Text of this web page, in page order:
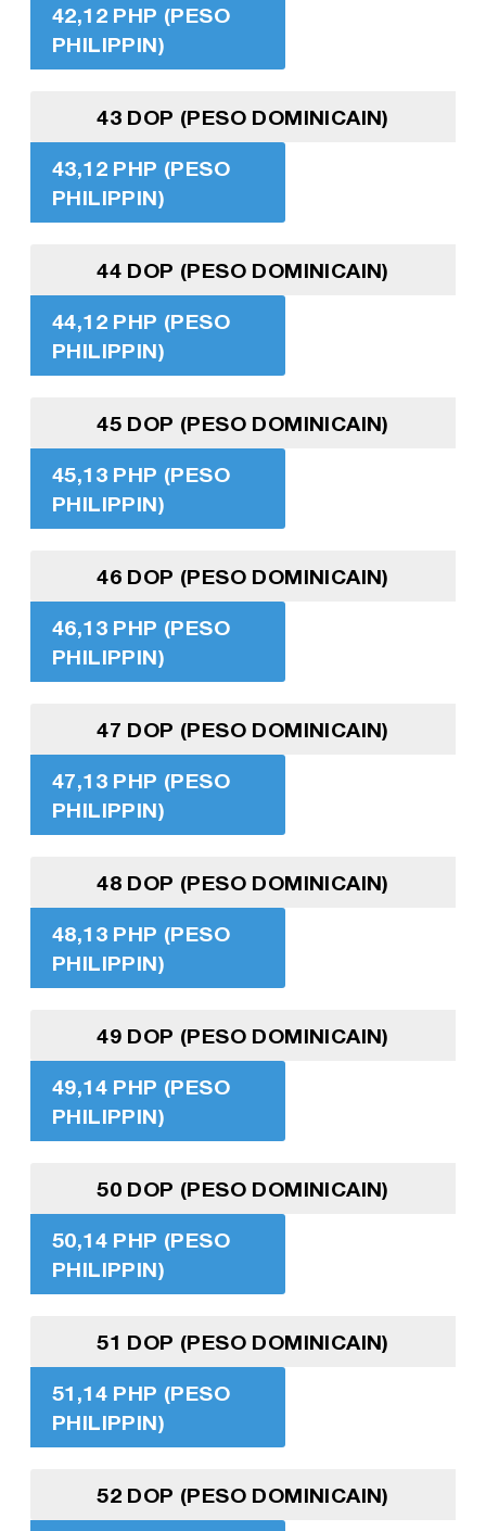
42,12 PHP (PESO
PHILIPPIN)
43 DOP (PESO DOMINICAIN)
43,12 PHP (PESO
PHILIPPIN)
44 DOP (PESO DOMINICAIN)
44,12 PHP (PESO
PHILIPPIN)
45 DOP (PESO DOMINICAIN)
45,13 PHP (PESO
PHILIPPIN)
46 DOP (PESO DOMINICAIN)
46,13 PHP (PESO
PHILIPPIN)
47 DOP (PESO DOMINICAIN)
47,13 PHP (PESO
PHILIPPIN)
48 DOP (PESO DOMINICAIN)
48,13 PHP (PESO
PHILIPPIN)
49 DOP (PESO DOMINICAIN)
49,14 PHP (PESO
PHILIPPIN)
50 DOP (PESO DOMINICAIN)
50,14 PHP (PESO
PHILIPPIN)
51 DOP (PESO DOMINICAIN)
51,14 PHP (PESO
PHILIPPIN)
52 DOP (PESO DOMINICAIN)